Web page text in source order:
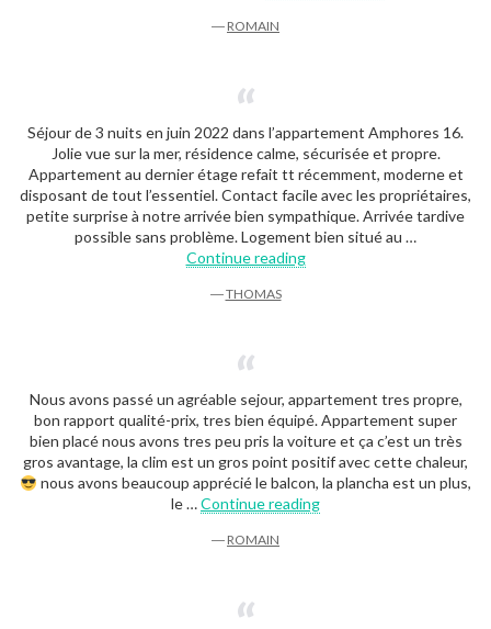
― ROMAIN
Séjour de 3 nuits en juin 2022 dans l’appartement Amphores 16.
Jolie vue sur la mer, résidence calme, sécurisée et propre.
Appartement au dernier étage refait tt récemment, moderne et
disposant de tout l’essentiel. Contact facile avec les propriétaires,
petite surprise à notre arrivée bien sympathique. Arrivée tardive
possible sans problème. Logement bien situé au …
Continue reading“Thomas”
―THOMAS
Nous avons passé un agréable sejour, appartement tres propre,
bon rapport qualité-prix, tres bien équipé. Appartement super
bien placé nous avons tres peu pris la voiture et ça c’est un très
gros avantage, la clim est un gros point positif avec cette chaleur,
nous avons beaucoup apprécié le balcon, la plancha est un plus,
le …Continue reading“Romain”
― ROMAIN